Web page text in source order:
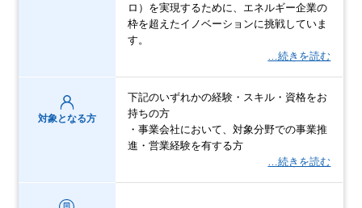
ロ）を実現するために、エネルギー企業の
枠を超えたイノベーションに挑戦していま
す。
…続きを読む
対象となる方
下記のいずれかの経験・スキル・資格をお
持ちの方
・事業会社において、対象分野での事業推
進・営業経験を有する方
…続きを読む